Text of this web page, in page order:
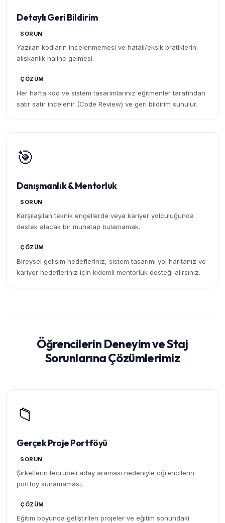
Detaylı Geri Bildirim
SORUN
Yazılan kodların incelenmemesi ve hatalı/eksik pratiklerin
alışkanlık haline gelmesi.
ÇÖZÜM
Her hafta kod ve sistem tasarımlarınız eğitmenler tarafından
satır satır incelenir (Code Review) ve geri bildirim sunulur.
🎯
Danışmanlık & Mentorluk
SORUN
Karşılaşılan teknik engellerde veya kariyer yolculuğunda
destek alacak bir muhatap bulamamak.
ÇÖZÜM
Bireysel gelişim hedefleriniz, sistem tasarımı yol haritanız ve
kariyer hedefleriniz için kıdemli mentorluk desteği alırsınız.
Öğrencilerin Deneyim ve Staj
Sorunlarına Çözümlerimiz
📁
Gerçek Proje Portföyü
SORUN
Şirketlerin tecrübeli aday araması nedeniyle öğrencilerin
portföy sunamaması.
ÇÖZÜM
Eğitim boyunca geliştirilen projeler ve eğitim sonundaki